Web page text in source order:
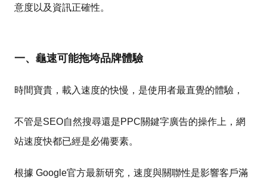
意度以及資訊正確性。
一、龜速可能拖垮品牌體驗
時間寶貴，載入速度的快慢，是使用者最直覺的體驗，
不管是SEO自然搜尋還是PPC關鍵字廣告的操作上，網
站速度快都已經是必備要素。
根據 Google官方最新研究，速度與關聯性是影響客戶滿